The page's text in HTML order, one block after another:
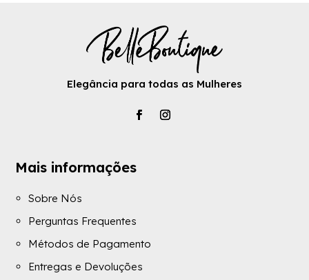
Elegância para todas as Mulheres
Mais informações
Sobre Nós
Perguntas Frequentes
Métodos de Pagamento
Entregas e Devoluções